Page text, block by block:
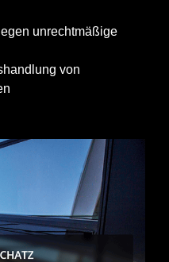
unrechtmäßige
von